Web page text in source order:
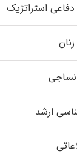
استراتژیک
ارشد